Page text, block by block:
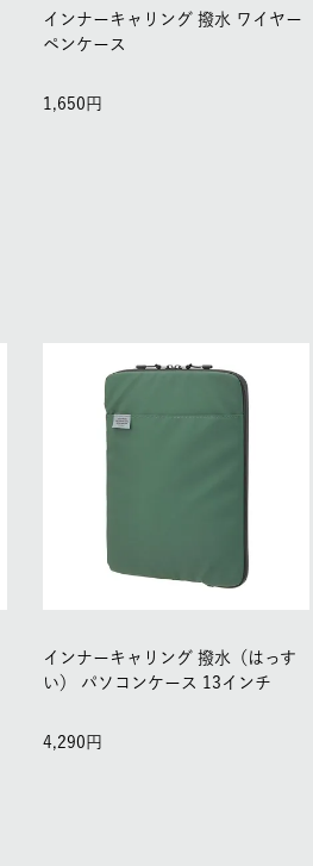
インナーキャリング 撥水 ワイヤー
ペンケース
1,650
インナーキャリング 撥水（はっす
い） パソコンケース 13インチ
4,290